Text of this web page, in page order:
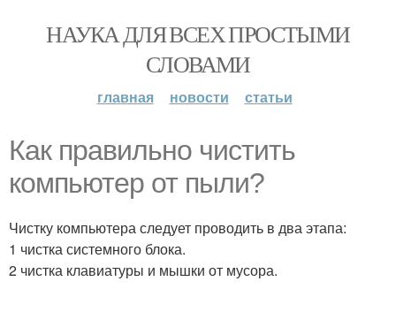
НАУКА ДЛЯ ВСЕХ ПРОСТЫМИ
СЛОВАМИ
главная новости статьи
Как правильно чистить
компьютер от пыли?
Чистку компьютера следует проводить в два этапа:
1 чистка системного блока.
2 чистка клавиатуры и мышки от мусора.